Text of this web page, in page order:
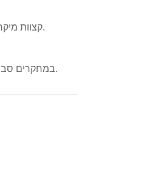
קצוות מיקרופיפטה ממלאים תפקיד מכריע בניתוח כימי ובפיתוח תרופות, ומבטיחים עקביות בניסוחים ובקרת איכות.
במחקרים סביבתיים, קצוות אלה מאפשרים טיפול מדויק בדגימות נוזליות לצורך בדיקת מים, ניתוח קרקע וגילוי מזהמים.